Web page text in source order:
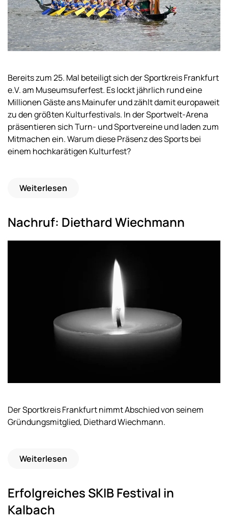
Bereits zum 25. Mal beteiligt sich der Sportkreis Frankfurt
e.V. am Museumsuferfest. Es lockt jährlich rund eine
Millionen Gäste ans Mainufer und zählt damit europaweit
zu den größten Kulturfestivals. In der Sportwelt-Arena
präsentieren sich Turn- und Sportvereine und laden zum
Mitmachen ein. Warum diese Präsenz des Sports bei
einem hochkarätigen Kulturfest?
Weiterlesen
Nachruf: Diethard Wiechmann
Der Sportkreis Frankfurt nimmt Abschied von seinem
Gründungsmitglied, Diethard Wiechmann.
Weiterlesen
Erfolgreiches SKIB Festival in
Kalbach